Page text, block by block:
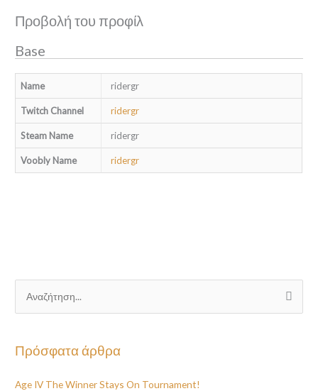
Προβολή του προφίλ
Base
Name ridergr
Twitch Channel ridergr
Steam Name ridergr
Voobly Name ridergr
ζΠρόσφατα άρθρα
Age IV The Winner Stays On Tournament!